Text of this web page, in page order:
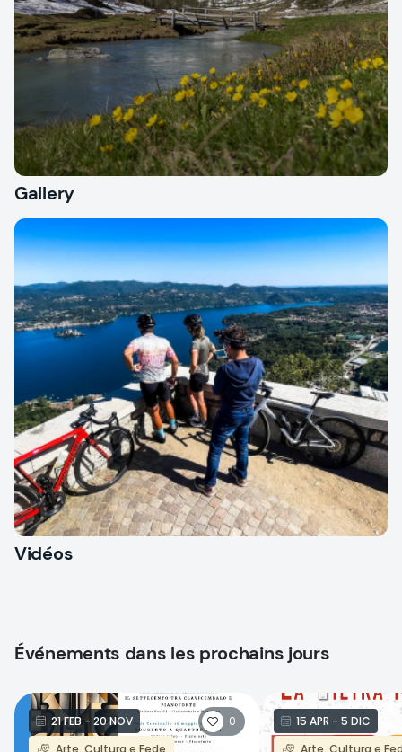
Gallery
Vidéos
Événements dans les prochains jours
0
21 FEB - 20 NOV
Arte, Cultura e Fede
15 APR - 5 DIC
Arte, Cultura e